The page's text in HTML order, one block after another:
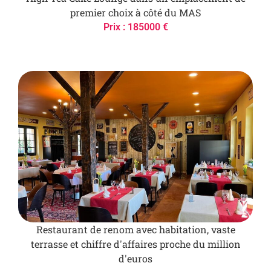
premier choix à côté du MAS
Prix : 185000 €
Restaurant de renom avec habitation, vaste
terrasse et chiffre d'affaires proche du million
d'euros